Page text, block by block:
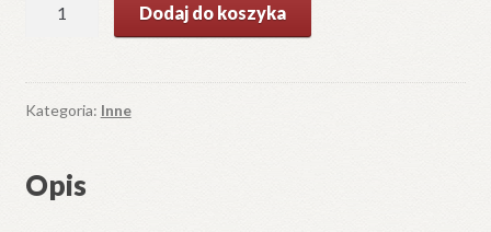
po
Skalne
leśne
Dodaj do koszyka
Kategoria: Inne
Opis